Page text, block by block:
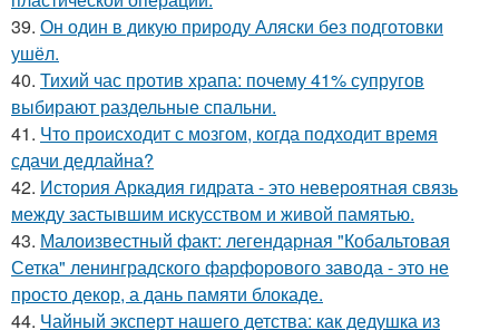
39. Он один в дикую природу Аляски без подготовки
ушёл.
40. Тихий час против храпа: почему 41% супругов
выбирают раздельные спальни.
41. Что происходит с мозгом, когда подходит время
сдачи дедлайна?
42. История Аркадия гидрата - это невероятная связь
между застывшим искусством и живой памятью.
43. Малоизвестный факт: легендарная "Кобальтовая
Сетка" ленинградского фарфорового завода - это не
просто декор, а дань памяти блокаде.
44. Чайный эксперт нашего детства: как дедушка из